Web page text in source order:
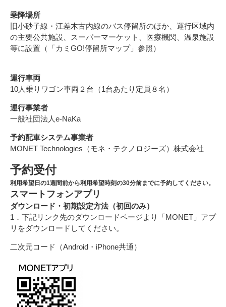
乗降場所
旧小砂子線・江差木古内線のバス停留所のほか、運行区域内
の主要公共施設、スーパーマーケット、医療機関、温泉施設
等に設置（「カミGO!停留所マップ」参照）
運行車両
10人乗りワゴン車両２台（1台あたり定員８名）
運行事業者
一般社団法人e-NaKa
予約配車システム事業者
MONET Technologies（モネ・テクノロジーズ）株式会社
予約受付
利用希望日の1週間前から利用希望時刻の30分前までに予約してください。
スマートフォンアプリ
ダウンロード・初期設定方法（初回のみ）
1．下記リンク先のダウンロードページより「MONET」アプ
リをダウンロードしてください。
二次元コード（Android・iPhone共通）